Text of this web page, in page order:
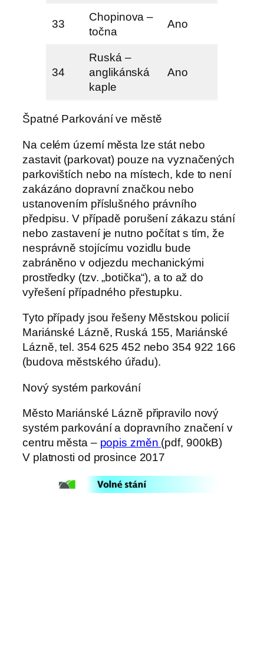
33
Chopinova –
točna
Ano
34
Ruská –
anglikánská
kaple
Ano
Špatné Parkování ve městě
Na celém území města lze stát nebo
zastavit (parkovat) pouze na vyznačených
parkovištích nebo na místech, kde to není
zakázáno dopravní značkou nebo
ustanovením příslušného právního
předpisu. V případě porušení zákazu stání
nebo zastavení je nutno počítat s tím, že
nesprávně stojícímu vozidlu bude
zabráněno v odjezdu mechanickými
prostředky (tzv. „botička“), a to až do
vyřešení případného přestupku.
Tyto případy jsou řešeny Městskou policií
Mariánské Lázně, Ruská 155, Mariánské
Lázně, tel. 354 625 452 nebo 354 922 166
(budova městského úřadu).
Nový systém parkování
Město Mariánské Lázně připravilo nový
systém parkování a dopravního značení v
centru města – popis změn (pdf, 900kB)
V platnosti od prosince 2017